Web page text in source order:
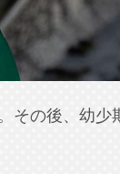
その後、幼少